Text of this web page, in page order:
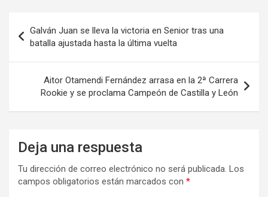
de
entradas
Galván Juan se lleva la victoria en Senior tras una
batalla ajustada hasta la última vuelta
Aitor Otamendi Fernández arrasa en la 2ª Carrera
Rookie y se proclama Campeón de Castilla y León
Deja una respuesta
Tu dirección de correo electrónico no será publicada. Los
campos obligatorios están marcados con *